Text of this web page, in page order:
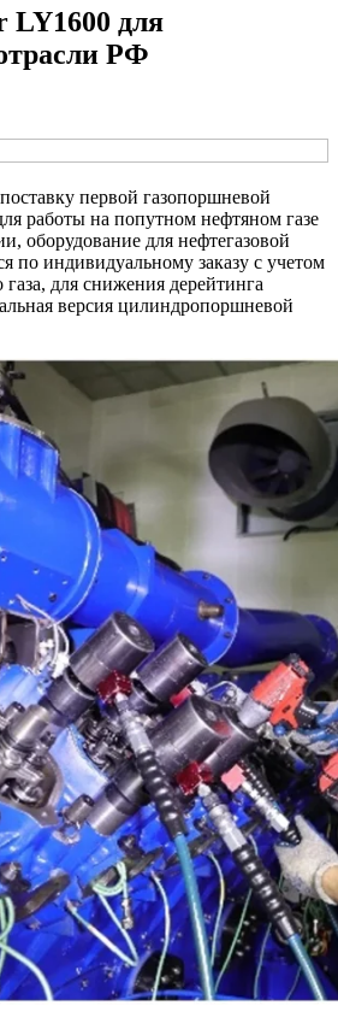
LY1600 для
РФ
первой газопоршневой
работы на попутном нефтяном газе
оборудование для нефтегазовой
по индивидуальному заказу с учетом
для снижения дерейтинга
версия цилиндропоршневой